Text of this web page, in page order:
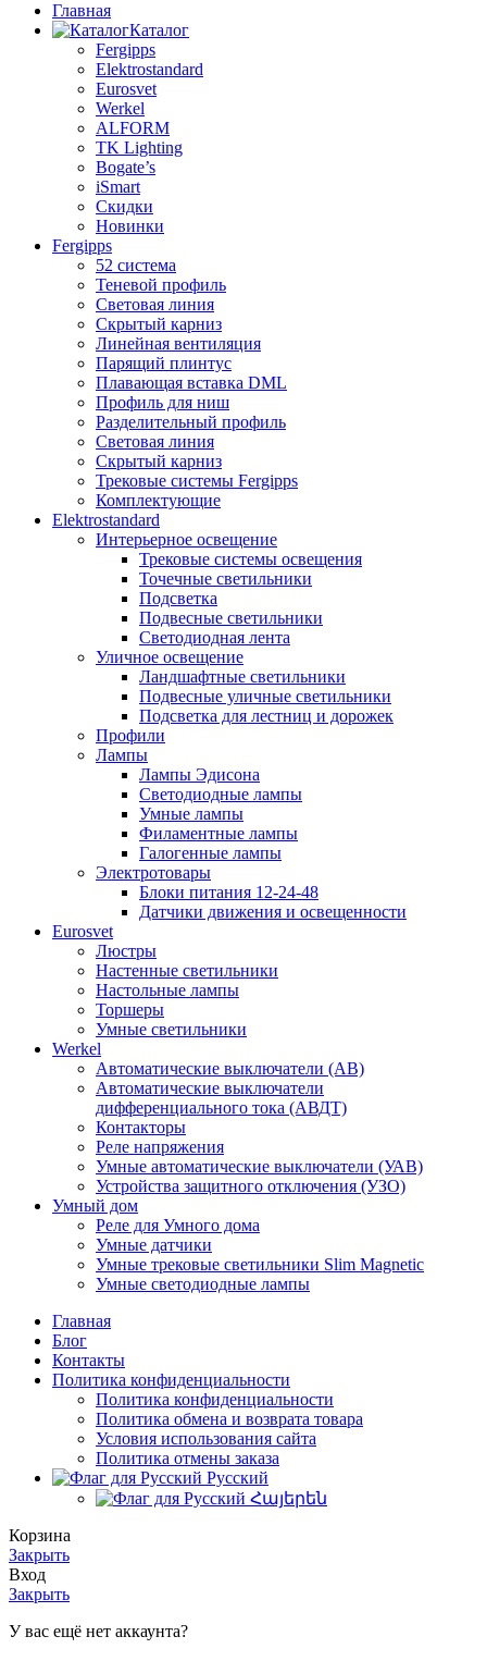
Главная
Каталог
Fergipps
Elektrostandard
Eurosvet
Werkel
ALFORM
TK Lighting
Bogate’s
iSmart
Скидки
Новинки
Fergipps
52 система
Теневой профиль
Световая линия
Скрытый карниз
Линейная вентиляция
Парящий плинтус
Плавающая вставка DML
Профиль для ниш
Разделительный профиль
Световая линия
Скрытый карниз
Трековые системы Fergipps
Комплектующие
Elektrostandard
Интерьерное освещение
Трековые системы освещения
Точечные светильники
Подсветка
Подвесные светильники
Светодиодная лента
Уличное освещение
Ландшафтные светильники
Подвесные уличные светильники
Подсветка для лестниц и дорожек
Профили
Лампы
Лампы Эдисона
Светодиодные лампы
Умные лампы
Филаментные лампы
Галогенные лампы
Электротовары
Блоки питания 12-24-48
Датчики движения и освещенности
Eurosvet
Люстры
Настенные светильники
Настольные лампы
Торшеры
Умные светильники
Werkel
Автоматические выключатели (АВ)
Автоматические выключатели
дифференциального тока (АВДТ)
Контакторы
Реле напряжения
Умные автоматические выключатели (УАВ)
Устройства защитного отключения (УЗО)
Умный дом
Реле для Умного дома
Умные датчики
Умные трековые светильники Slim Magnetic
Умные светодиодные лампы
Главная
Блог
Контакты
Политика конфиденциальности
Политика конфиденциальности
Политика обмена и возврата товара
Условия использования сайта
Политика отмены заказа
Русский
Հայերեն
Корзина
Закрыть
Вход
Закрыть
У вас ещё нет аккаунта?